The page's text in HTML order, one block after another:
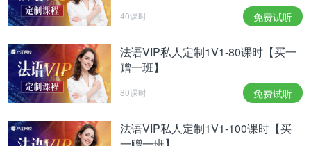
40课时 免费试听
法语VIP私人定制1V1-80课时【买一
赠一班】
80课时 免费试听
法语VIP私人定制1V1-100课时【买